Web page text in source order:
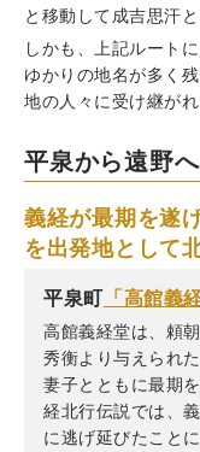
と移動して成吉思汗
しかも、上記ルート
ゆかりの地名が多く
地の人々に受け継がれ
平泉から遠野へ
義経が最期を遂
を出発地として
平泉町 「高館義
高館義経堂は、頼
秀衡より与えられ
妻子とともに最期
経北行伝説では、
に逃げ延びたこと